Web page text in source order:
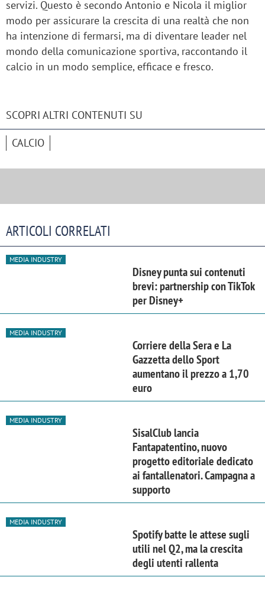
servizi. Questo è secondo Antonio e Nicola il miglior
modo per assicurare la crescita di una realtà che non
ha intenzione di fermarsi, ma di diventare leader nel
mondo della comunicazione sportiva, raccontando il
calcio in un modo semplice, efficace e fresco.
SCOPRI ALTRI CONTENUTI SU
CALCIO
ARTICOLI CORRELATI
MEDIA INDUSTRY
Disney punta sui contenuti
brevi: partnership con TikTok
per Disney+
MEDIA INDUSTRY
Corriere della Sera e La
Gazzetta dello Sport
aumentano il prezzo a 1,70
euro
MEDIA INDUSTRY
SisalClub lancia
Fantapatentino, nuovo
progetto editoriale dedicato
ai fantallenatori. Campagna a
supporto
MEDIA INDUSTRY
Spotify batte le attese sugli
utili nel Q2, ma la crescita
degli utenti rallenta